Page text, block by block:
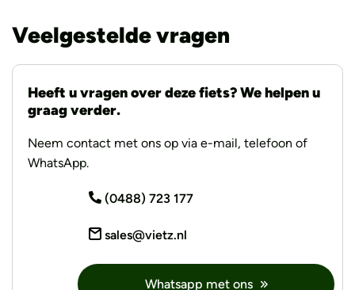
Veelgestelde vragen
Heeft u vragen over deze fiets? We helpen u
graag verder.
Neem contact met ons op via e-mail, telefoon of
WhatsApp.
(0488) 723 177
sales@vietz.nl
Whatsapp met ons